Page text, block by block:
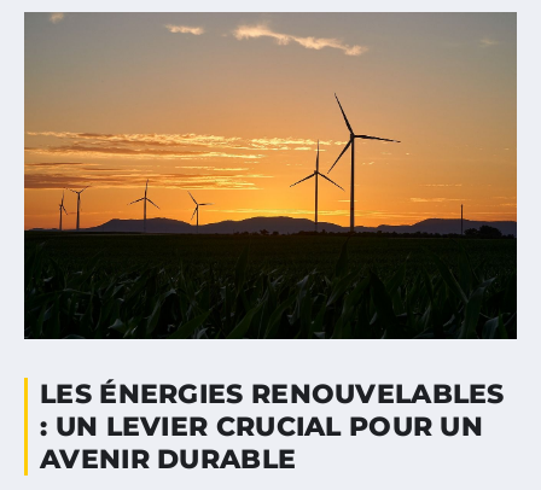
LES ÉNERGIES RENOUVELABLES
: UN LEVIER CRUCIAL POUR UN
AVENIR DURABLE